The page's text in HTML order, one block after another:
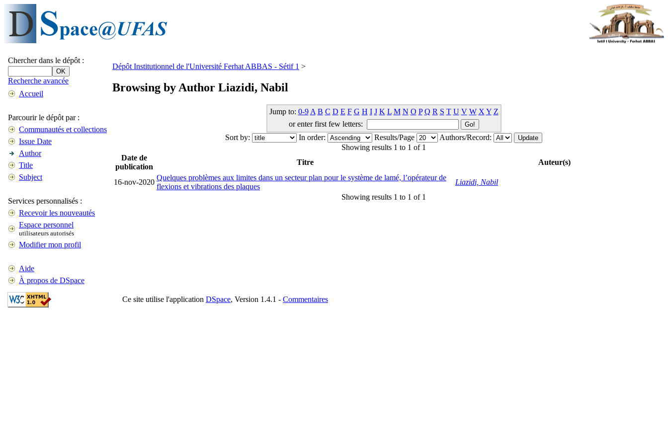
Chercher dans le dépôt :
Recherche avancée
Accueil
Parcourir le dépôt par :
Communautés et collections
Issue Date
Author
Title
Subject
Services personnalisés :
Recevoir les nouveautés
Espace personnel
utilisateurs autorisés
Modifier mon profil
Aide
À propos de DSpace
Dépôt Institutionnel de l'Université Ferhat ABBAS - Sétif 1 >
Browsing by Author Liazidi, Nabil
Jump to: 0-9 A B C D E F G H I J K L M N O P Q R S T U V W X Y Z
or enter first few letters:
Sort by:
In order: Results/Page
Authors/Record:
Showing results 1 to 1 of 1
Date de
publication
Titre Auteur(s)
16-nov-2020
Quelques problèmes aux limites dans un secteur plan pour le système de lamé, l’opérateur de
flexions et vibrations des plaques
Liazidi, Nabil
Showing results 1 to 1 of 1
Ce site utilise l'application DSpace, Version 1.4.1 - Commentaires